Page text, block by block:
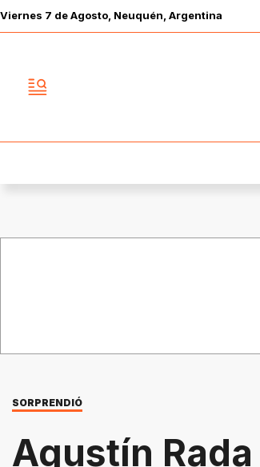
Viernes 7 deAgosto , Neuquén, Argentina
SORPRENDIÓ
Agustín